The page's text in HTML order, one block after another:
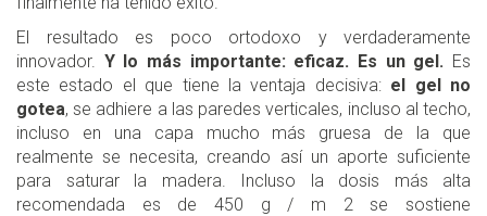
El resultado es poco ortodoxo y verdaderamente
innovador. Y lo más importante: eficaz. Es un gel. Es
este estado el que tiene la ventaja decisiva: el gel no
gotea, se adhiere a las paredes verticales, incluso al techo,
incluso en una capa mucho más gruesa de la que
realmente se necesita, creando así un aporte suficiente
para saturar la madera. Incluso la dosis más alta
recomendada es de 450 g / m 2 se sostiene